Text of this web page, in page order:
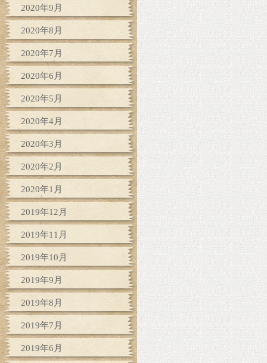
2020年9月
2020年8月
2020年7月
2020年6月
2020年5月
2020年4月
2020年3月
2020年2月
2020年1月
2019年12月
2019年11月
2019年10月
2019年9月
2019年8月
2019年7月
2019年6月